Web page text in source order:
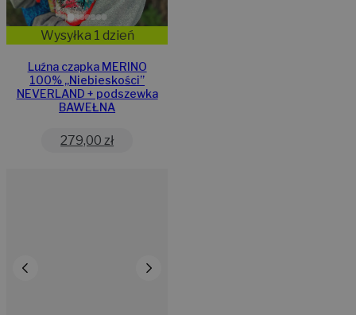
Wysyłka 1 dzień
Luźna czapka MERINO
100% „Niebieskości”
NEVERLAND + podszewka
BAWEŁNA
279,00 zł